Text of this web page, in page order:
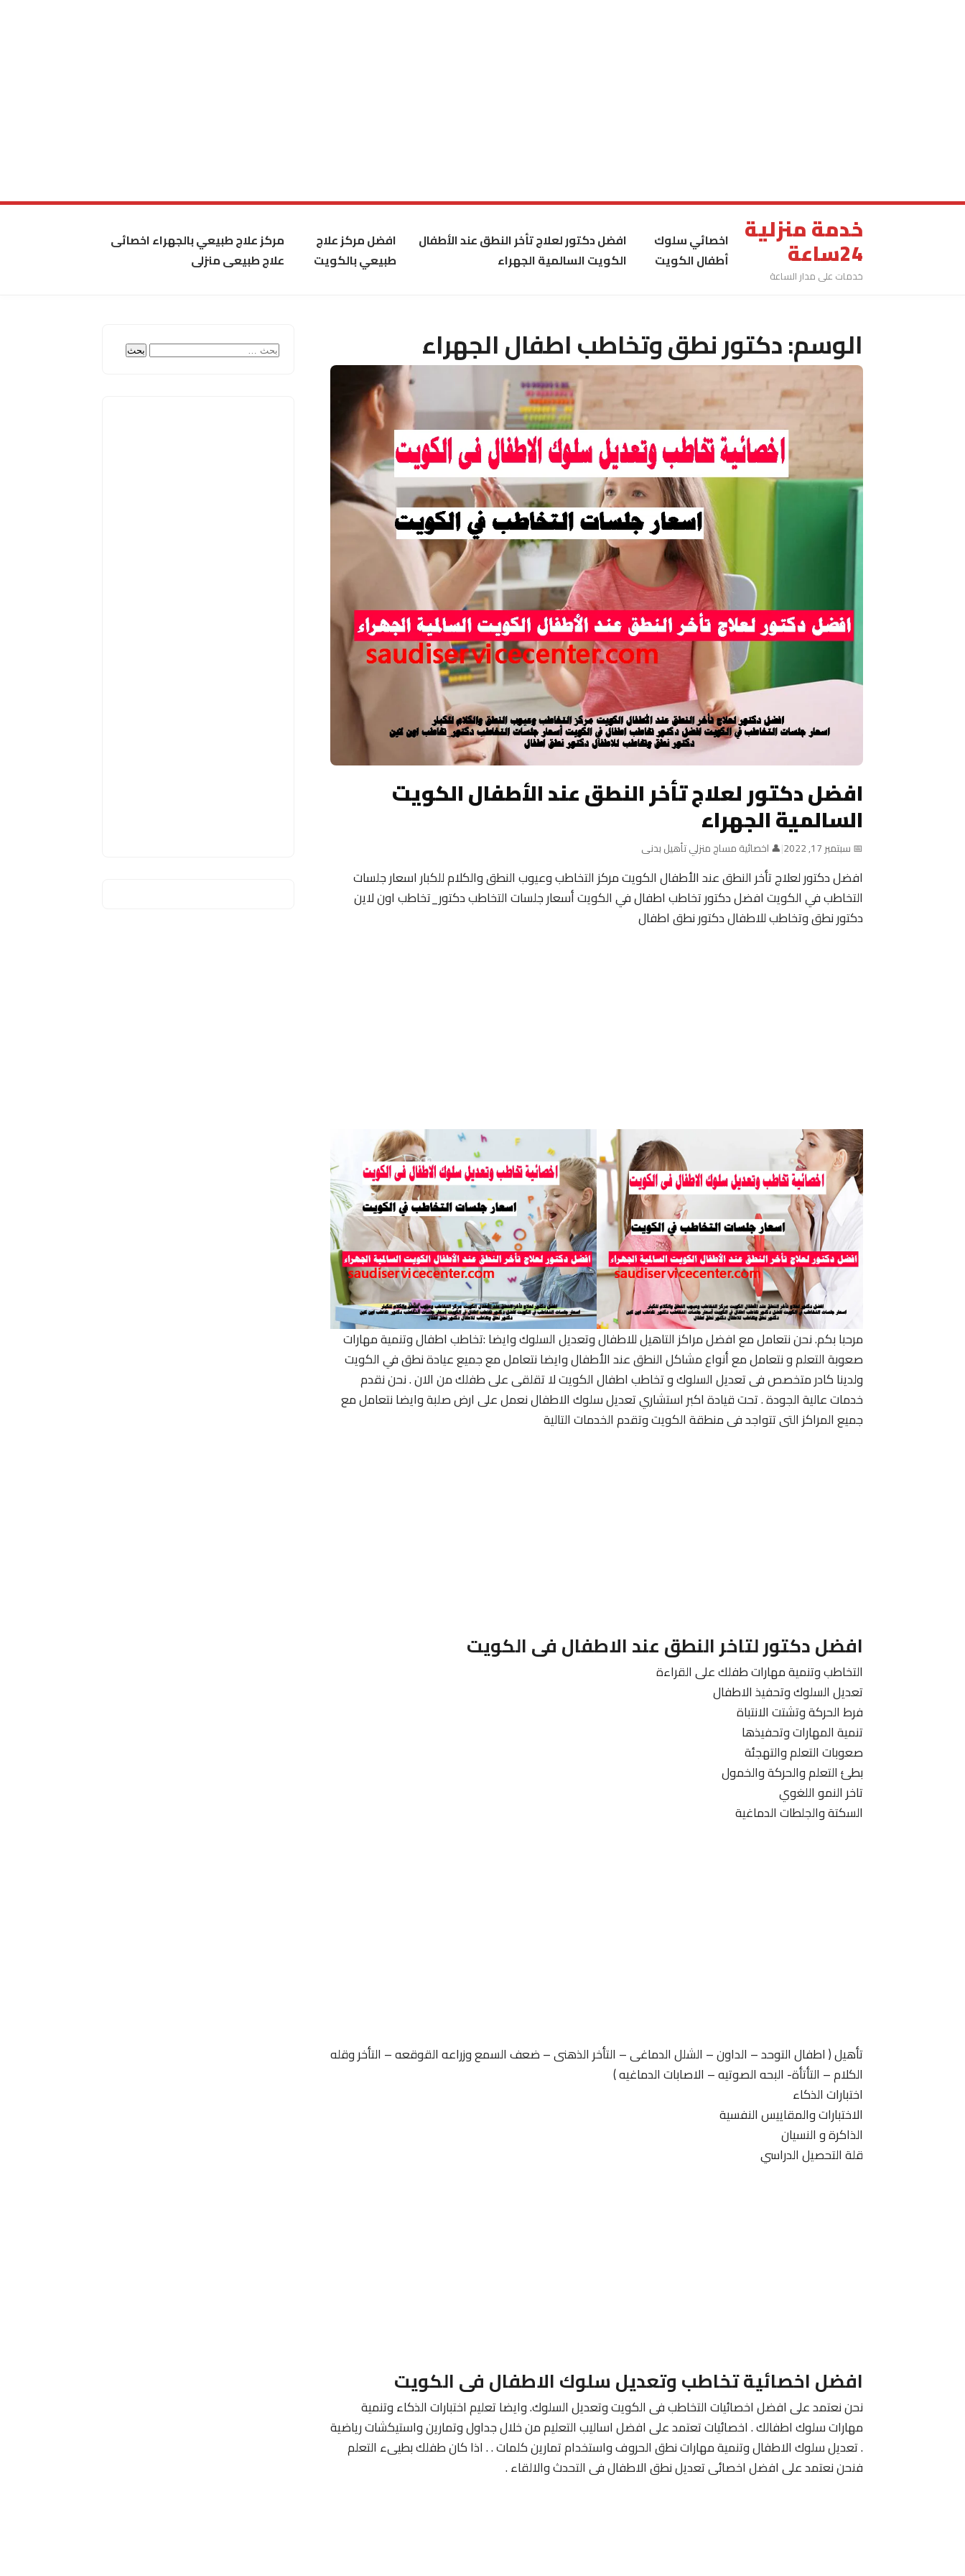
خدمة منزلية
24ساعة
خدمات على مدار الساعة
اخصائي سلوك
أطفال الكويت
افضل دكتور لعلاج تأخر النطق عند الأطفال
الكويت السالمية الجهراء
افضل مركز علاج
طبيعي بالكويت
مركز علاج طبيعي بالجهراء اخصائى
علاج طبيعى منزلى
الوسم:دكتور نطق وتخاطب اطفال الجهراء
افضل دكتور لعلاج تأخر النطق عند الأطفال الكويت
السالمية الجهراء
📅 سبتمبر 17, 2022 |👤 اخصائية مساج منزلي تأهيل بدنى
افضل دكتور لعلاج تأخر النطق عند الأطفال الكويت مركز التخاطب وعيوب النطق والكلام للكبار اسعار جلسات
التخاطب في الكويت افضل دكتور تخاطب اطفال في الكويت أسعار جلسات التخاطب دكتور_تخاطب اون لاين
دكتور نطق وتخاطب للاطفال دكتور نطق اطفال
مرحبا بكم. نحن نتعامل مع افضل مراكز التاهيل للاطفال وتعديل السلوك وايضا :تخاطب اطفال وتنمية مهارات
صعوبة التعلم و نتعامل مع أنواع مشاكل النطق عند الأطفال وايضا نتعامل مع جميع عيادة نطق في الكويت
ولدينا كادر متخصص فى تعديل السلوك و تخاطب اطفال الكويت لا تقلقى على طفلك من الان . نحن نقدم
خدمات عالية الجودة . تحت قيادة اكبر استشاري تعديل سلوك الاطفال نعمل على ارض صلبة وايضا نتعامل مع
جميع المراكز التى تتواجد فى منطقة الكويت وتقدم الخدمات التالية
افضل دكتور لتاخر النطق عند الاطفال فى الكويت
التخاطب وتنمية مهارات طفلك على القراءة
تعديل السلوك وتحفيذ الاطفال
فرط الحركة وتشتت الانتباة
تنمية المهارات وتحفيذها
صعوبات التعلم والتهجئة
بطئ التعلم والحركة والخمول
تاخر النمو اللغوي
السكتة والجلطات الدماغية
تأهيل ( اطفال التوحد – الداون – الشلل الدماغى – التأخر الذهنى – ضعف السمع وزراعه القوقعه – التأخر وقله
الكلام – التأتأة- البحه الصوتيه – الاصابات الدماغيه )
اختبارات الذكاء
الاختبارات والمقاييس النفسية
الذاكرة و النسيان
قلة التحصيل الدراسي
افضل اخصائية تخاطب وتعديل سلوك الاطفال فى الكويت
نحن نعتمد على افضل اخصائيات التخاطب فى الكويت وتعديل السلوك. وايضا تعليم اختبارات الذكاء وتنمية
مهارات سلوك اطفالك . اخصائيات تعتمد على افضل اساليب التعليم من خلال جداول وتمارين واستيكشات رياضية
. تعديل سلوك الاطفال وتنمية مهارات نطق الحروف واستخدام تمارين كلمات . . اذا كان طفلك بطيىء التعلم
فنحن نعتمد على افضل اخصائى تعديل نطق الاطفال فى التحدث والالقاء .
البحث